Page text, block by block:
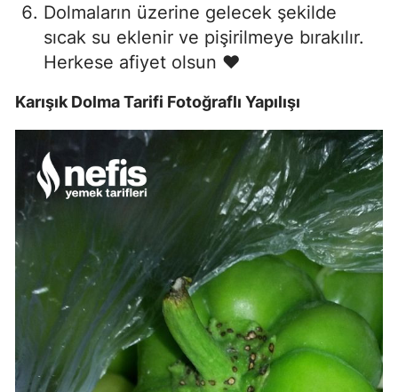
Dolmaların üzerine gelecek şekilde
sıcak su eklenir ve pişirilmeye bırakılır.
Herkese afiyet olsun ❤
Karışık Dolma Tarifi Fotoğraflı Yapılışı